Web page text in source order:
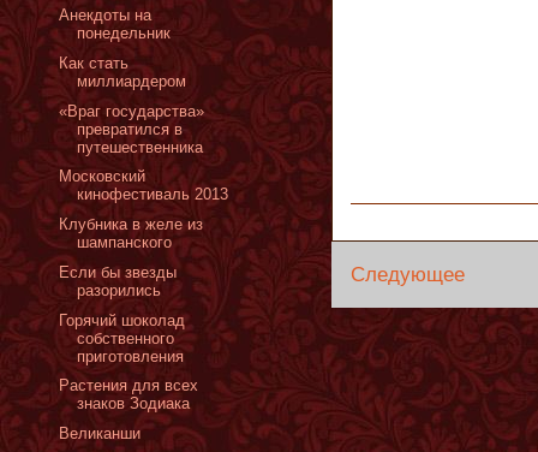
Следующее
Анекдоты на
понедельник
Как стать
миллиардером
«Враг государства»
превратился в
путешественника
Московский
кинофестиваль 2013
Клубника в желе из
шампанского
Если бы звезды
разорились
Горячий шоколад
собственного
приготовления
Растения для всех
знаков Зодиака
Великанши